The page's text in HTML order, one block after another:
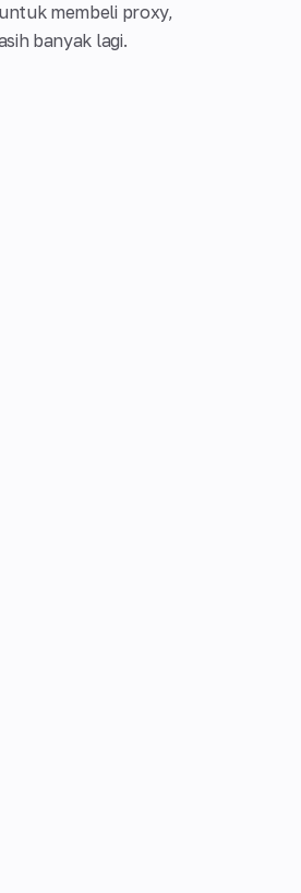
membeli proxy,
banyak lagi.